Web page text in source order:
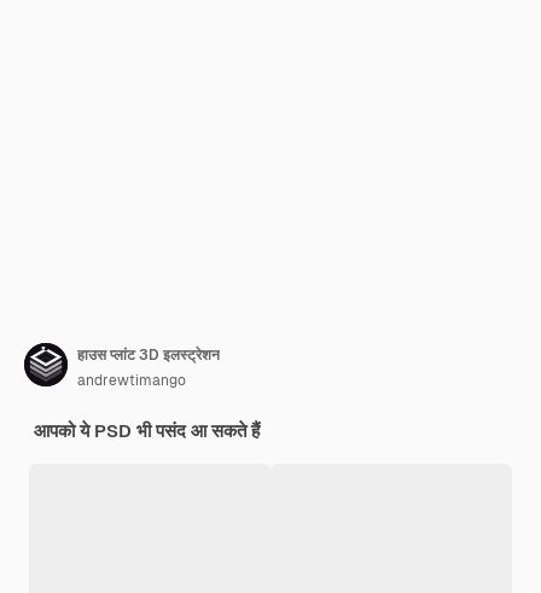
हाउस प्लांट 3D इलस्ट्रेशन
andrewtimango
आपको ये PSD भी पसंद आ सकते हैं